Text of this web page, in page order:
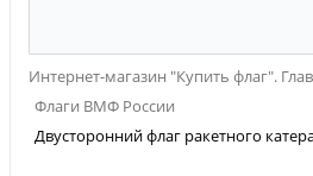
Интернет-магазин "Купить флаг".
Флаги ВМФ России
Двусторонний флаг ракетного